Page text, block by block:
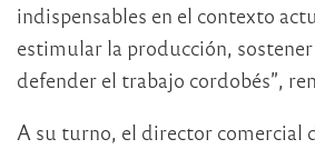
indispensables en el contexto
estimular la producción, sostener
defender el trabajo cordobés”,
A su turno, el director comercial